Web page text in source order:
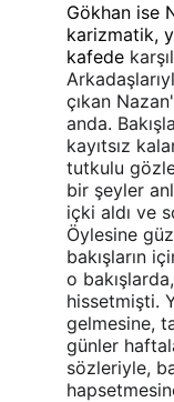
Gökhan ise
karizmatik,
kafede
çıkan
anda.
kayıtsız
tutkulu
bir şeyler
içki aldı ve
Öylesine
bakışların
o
hissetmişti.
gelmesine,
günler
sözleriyle,